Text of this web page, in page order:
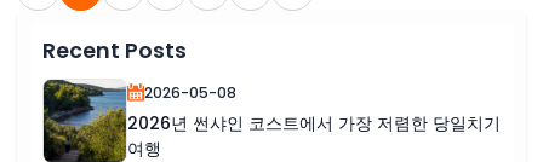
Recent Posts
2026-05-08
2026년 썬샤인 코스트에서 가장 저렴한 당일치기
여행